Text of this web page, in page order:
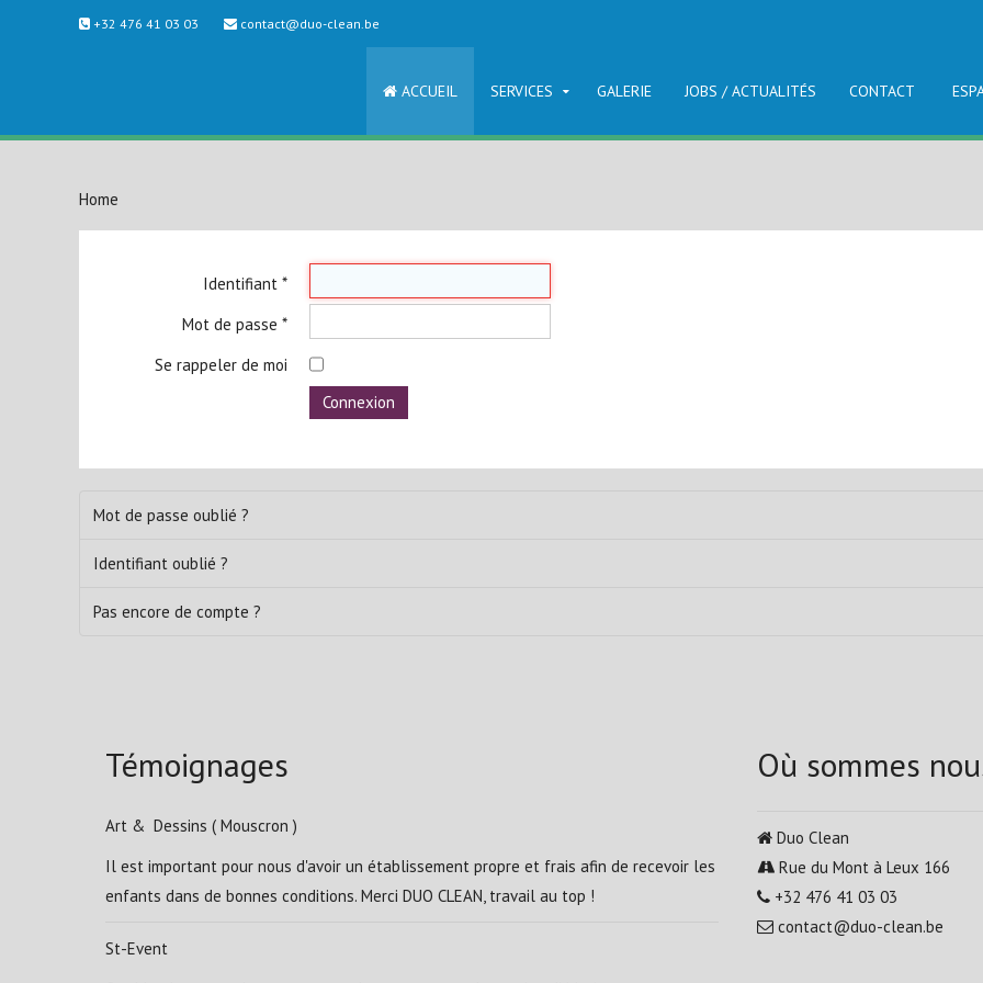
+32 476 41 03 03 contact@duo-clean.be
ACCUEIL SERVICES GALERIE JOBS / ACTUALITÉS CONTACT
Home
Identifiant *
Mot de passe *
Se rappeler de moi
Connexion
Mot de passe oublié ?
Identifiant oublié ?
Pas encore de compte ?
Témoignages
Art & Dessins ( Mouscron )
Il est important pour nous d'avoir un établissement propre et frais afin de recevoir les
enfants dans de bonnes conditions. Merci DUO CLEAN, travail au top !
St-Event
Où sommes
Duo Clean
Rue du Mont à Leux 166
+32 476 41 03 03
contact@duo-clean.be